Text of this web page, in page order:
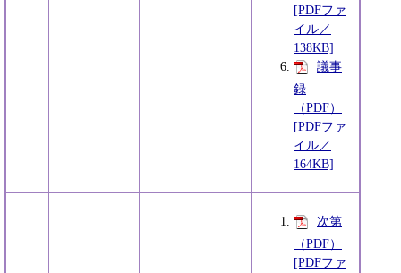
[PDFファ
イル／
138KB]
議事
録
（PDF）
[PDFファ
イル／
164KB]
次第
（PDF）
[PDFファ